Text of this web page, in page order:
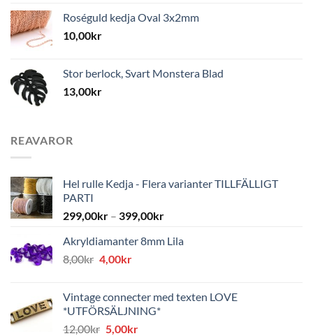
Roséguld kedja Oval 3x2mm
10,00kr
Stor berlock, Svart Monstera Blad
13,00kr
REAVAROR
Hel rulle Kedja - Flera varianter TILLFÄLLIGT
PARTI
299,00kr – 399,00kr
Akryldiamanter 8mm Lila
8,00kr Det
var:
8,00kr.
4,00krDet
är:
4,00kr.
Vintage connecter med texten LOVE
*UTFÖRSÄLJNING*
12,00kr Det
5,00krDet